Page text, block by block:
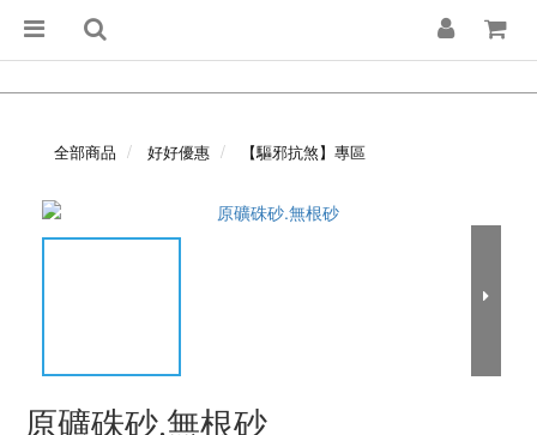
全部商品 好好優惠 【驅邪抗煞】專區
原礦硃砂.無根砂